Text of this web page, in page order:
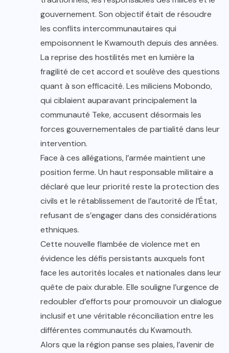
gouvernement. Son objectif était de résoudre
les conflits intercommunautaires qui
empoisonnent le Kwamouth depuis des années.
La reprise des hostilités met en lumière la
fragilité de cet accord et soulève des questions
quant à son efficacité. Les miliciens Mobondo,
qui ciblaient auparavant principalement la
communauté Teke, accusent désormais les
forces gouvernementales de partialité dans leur
intervention.
Face à ces allégations, l’armée maintient une
position ferme. Un haut responsable militaire a
déclaré que leur priorité reste la protection des
civils et le rétablissement de l’autorité de l’État,
refusant de s’engager dans des considérations
ethniques.
Cette nouvelle flambée de violence met en
évidence les défis persistants auxquels font
face les autorités locales et nationales dans leur
quête de paix durable. Elle souligne l’urgence de
redoubler d’efforts pour promouvoir un dialogue
inclusif et une véritable réconciliation entre les
différentes communautés du Kwamouth.
Alors que la région panse ses plaies, l’avenir de